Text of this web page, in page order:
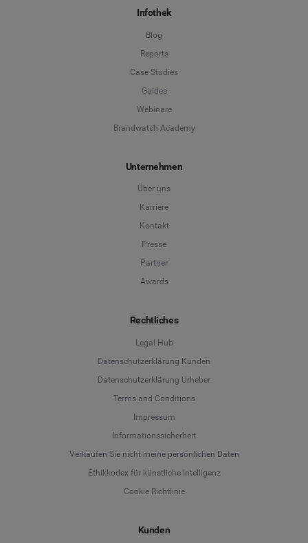
Infothek
Blog
Reports
Case Studies
Guides
Webinare
Brandwatch Academy
Unternehmen
Über uns
Karriere
Kontakt
Presse
Partner
Awards
Rechtliches
Legal Hub
Datenschutzerklärung Kunden
Datenschutzerklärung Urheber
Terms and Conditions
Impressum
Informationssicherheit
Verkaufen Sie nicht meine persönlichen Daten
Ethikkodex für künstliche Intelligenz
Cookie Richtlinie
Kunden
Deutsch
English